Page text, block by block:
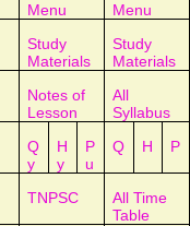
Menu
Menu
Study
Materials
Study
Materials
Notes of
Lesson
All
Syllabus
Q
y
H
y
P
u
Q H P
TNPSC
All Time
Table